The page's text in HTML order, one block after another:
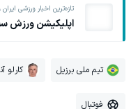
تازه‌ترین اخبار ورزشی
اپلیکیشن ورزش
تیم ملی برزیل کارلو
فوتبال